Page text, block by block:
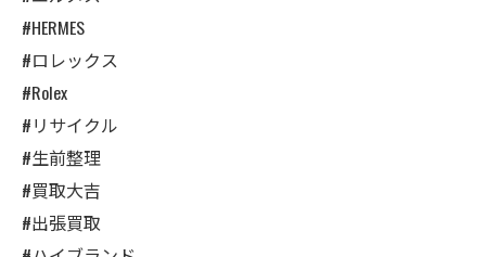
#HERMES
#ロレックス
#Rolex
#リサイクル
#生前整理
#買取大吉
#出張買取